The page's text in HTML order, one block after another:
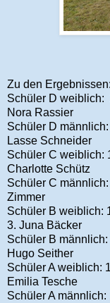
Zu den Ergebnissen:
Schüler D weiblich:
Nora Rassier
Schüler D
Lasse Schneider
Schüler C weiblich:
Charlotte Schütz
Schüler C
Zimmer
Schüler B weiblich:
3. Juna Bäcker
Schüler B
Hugo Seither
Schüler A weiblich:
Emilia Tesche
Schüler A